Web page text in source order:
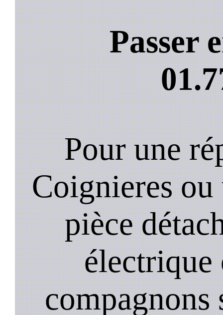
Passer
Pour une
Coignieres
pièce
électrique
compagnons